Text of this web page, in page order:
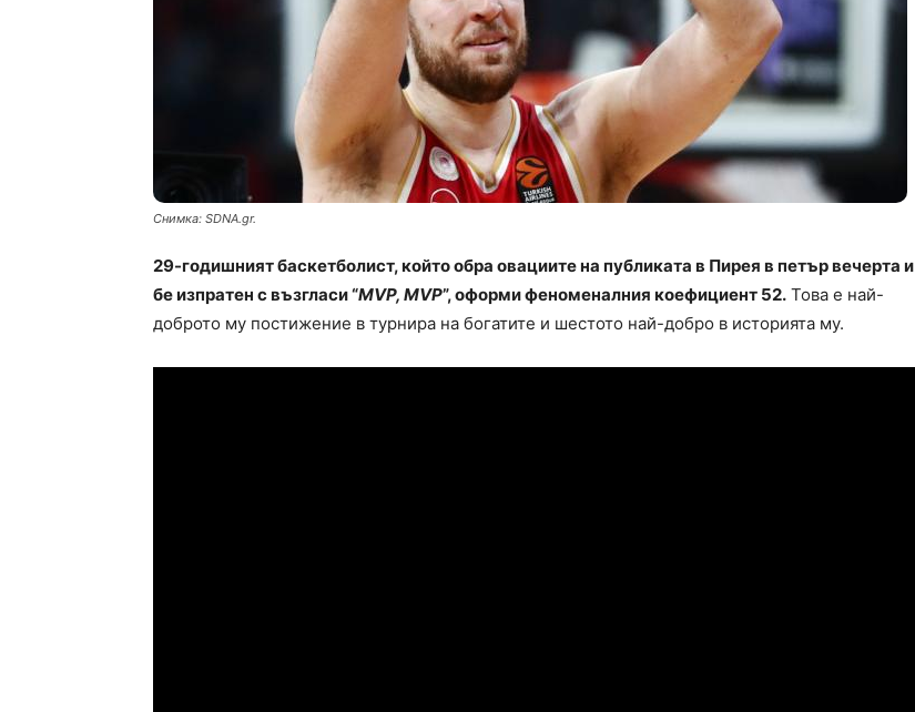
Снимка: SDNA.gr.
29-годишният баскетболист, който обра овациите на публиката в Пирея в петър вечерта и
бе изпратен с възгласи “MVP, MVP”, оформи феноменалния коефициент 52. Това е най-
доброто му постижение в турнира на богатите и шестото най-добро в историята му.